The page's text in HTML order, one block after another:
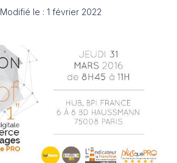
Modifié le : 1 février 2022